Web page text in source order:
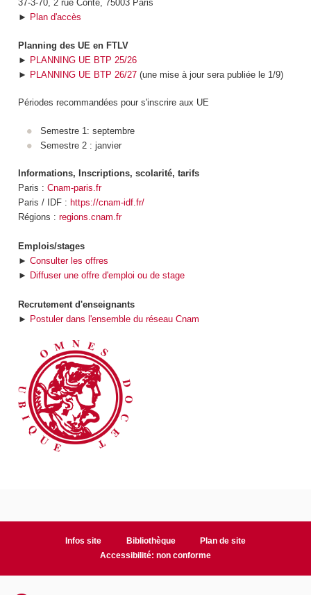
37-3-70, 2 rue Conté, 75003 Paris
► Plan d'accès
Planning des UE en FTLV
► PLANNING UE BTP 25/26
► PLANNING UE BTP 26/27(une mise à jour sera publiée le 1/9)
Périodes recommandées pour s'inscrire aux UE
Semestre 1: septembre
Semestre 2 : janvier
Informations, Inscriptions, scolarité, tarifs
Paris : Cnam-paris.fr
Paris / IDF : https://cnam-idf.fr/
Régions : regions.cnam.fr
Emplois/stages
► Consulter les offres
► Diffuser une offre d'emploi ou de stage
Recrutement d'enseignants
► Postuler dans l'ensemble du réseau Cnam
Infos site Bibliothèque
Plan de site
Accessibilité: non conforme